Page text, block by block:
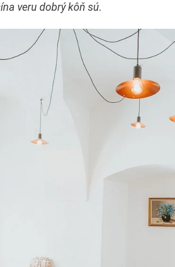
veru dobrý kôň sú.